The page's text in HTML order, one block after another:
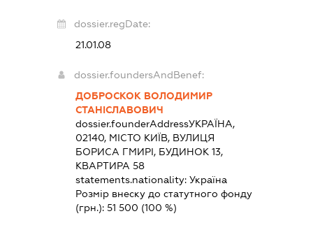
dossier.regDate:
21.01.08
dossier.foundersAndBenef:
ДОБРОСКОК ВОЛОДИМИР
СТАНІСЛАВОВИЧ
dossier.founderAddressУКРАЇНА,
02140, МІСТО КИЇВ, ВУЛИЦЯ
БОРИСА ГМИРІ, БУДИНОК 13,
КВАРТИРА 58
statements.nationality: Україна
Розмір внеску до статутного фонду
(грн.): 51 500 (100 %)